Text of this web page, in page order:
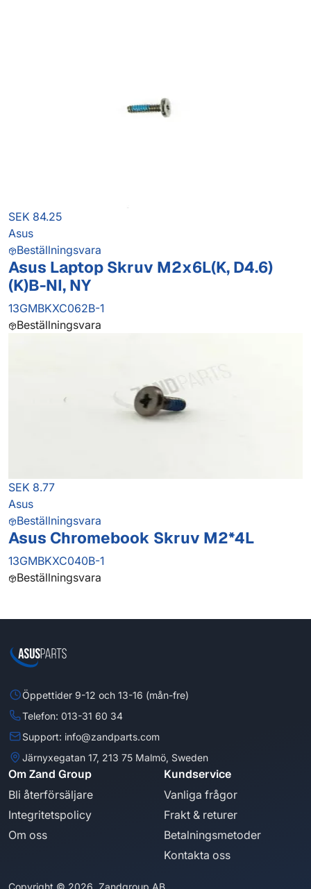
SEK 84.25
Asus
Beställningsvara
Asus Laptop Skruv M2x6L(K, D4.6)
(K)B-NI, NY
13GMBKXC062B-1
Beställningsvara
SEK 8.77
Asus
Beställningsvara
Asus Chromebook Skruv M2*4L
13GMBKXC040B-1
Beställningsvara
Öppettider 9-12 och 13-16 (mån-fre)
Telefon: 013-31 60 34
Support: info@zandparts.com
Järnyxegatan 17, 213 75 Malmö, Sweden
Om Zand Group
Bli återförsäljare
Integritetspolicy
Om oss
Kundservice
Vanliga frågor
Frakt & returer
Betalningsmetoder
Kontakta oss